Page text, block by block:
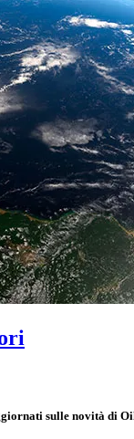
sulle novità di